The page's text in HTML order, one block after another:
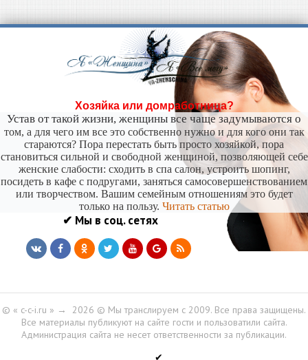
Хозяйка или домработница?
Устав от такой жизни, женщины все чаще задумываются о
том, а для чего им все это собственно нужно и для кого они так
стараются? Пора перестать быть просто хозяйкой, пора
становиться сильной и свободной женщиной, позволяющей себе
женские слабости: сходить в спа салон, устроить шопинг,
посидеть в кафе с подругами, заняться самосовершенствованием
или творчеством. Вашим семейным отношениям это будет
только на пользу. Читать статью
✔ Мы в соц. сетях
© « c-c-i.ru » → 2026 © Мы транслируем с 2009. Все права защищены.
Все материалы публикуют на сайте гости и пользоватили сайта.
Администрация сайта не несет ответственности за публикации.
✔